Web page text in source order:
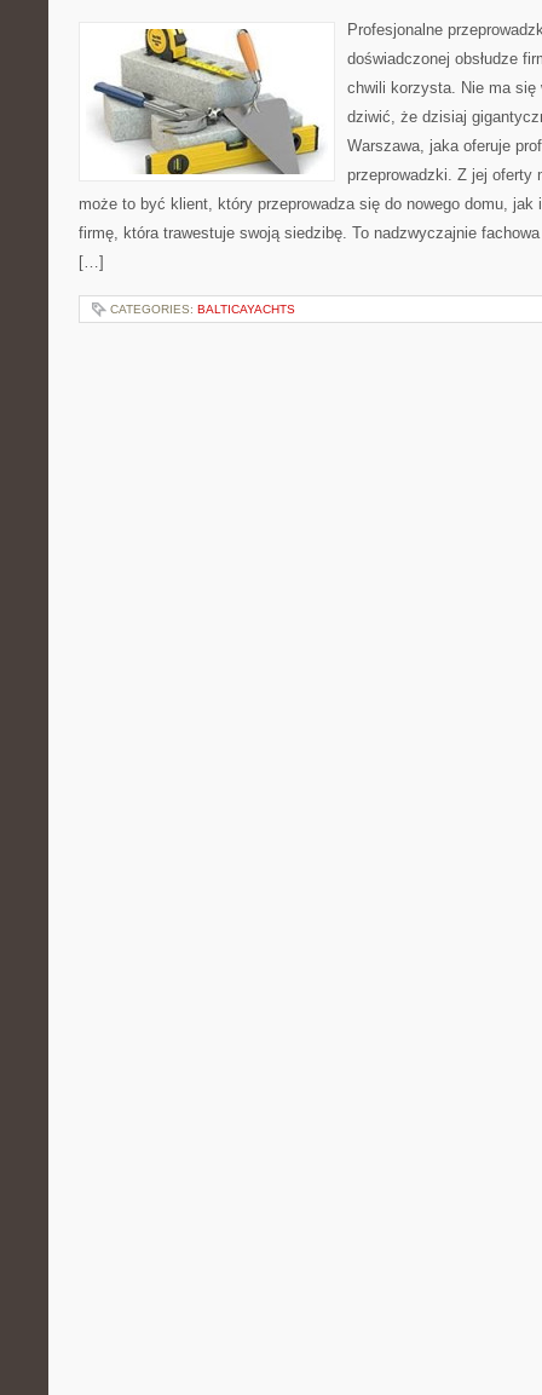
Profesjonalne
doświadczonej obsłudze
chwili korzysta. Nie ma
dziwić, że dzisiaj
Warszawa, jaka oferuje
przeprowadzki. Z jej oferty
może to być klient, który przeprowadza się do nowego domu, jak
firmę, która trawestuje swoją siedzibę. To nadzwyczajnie
[…]
CATEGORIES: BALTICAYACHTS